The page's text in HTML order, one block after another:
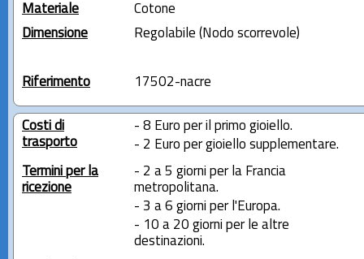
Materiale
Cotone
Dimensione
Regolabile (Nodo scorrevole)
Riferimento 17502-nacre
Costi di
trasporto
- 8 Euro per il primo gioiello.
- 2 Euro per gioiello supplementare.
Termini per la
ricezione
- 2 a 5 giorni per la Francia
metropolitana.
- 3 a 6 giorni per l'Europa.
- 10 a 20 giorni per le altre
destinazioni.